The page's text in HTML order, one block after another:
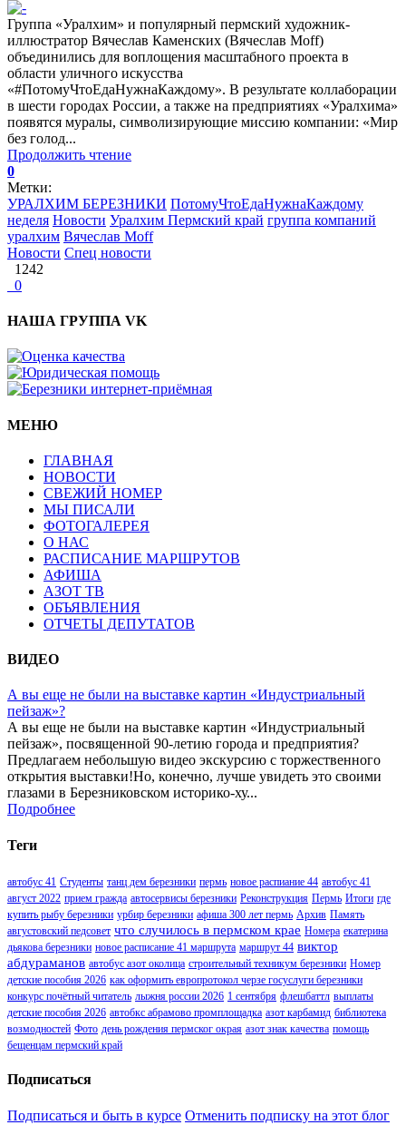
Группа «Уралхим» и популярный пермский художник-
иллюстратор Вячеслав Каменских (Вячеслав Moff)
объединились для воплощения масштабного проекта в
области уличного искусства
«#ПотомуЧтоЕдаНужнаКаждому». В результате коллаборации
в шести городах России, а также на предприятиях «Уралхима»
появятся муралы, символизирующие миссию компании: «Мир
без голод...
Продолжить чтение
0
Метки:
УРАЛХИМ БЕРЕЗНИКИ ПотомуЧтоЕдаНужнаКаждому
неделя Новости Уралхим Пермский край группа компаний
уралхим Вячеслав Moff
Новости Спец новости
1242
0
НАША ГРУППА VK
МЕНЮ
ГЛАВНАЯ
НОВОСТИ
СВЕЖИЙ НОМЕР
МЫ ПИСАЛИ
ФОТОГАЛЕРЕЯ
О НАС
РАСПИСАНИЕ МАРШРУТОВ
АФИША
АЗОТ ТВ
ОБЪЯВЛЕНИЯ
ОТЧЕТЫ ДЕПУТАТОВ
ВИДЕО
А вы еще не были на выставке картин «Индустриальный
пейзаж»?
А вы еще не были на выставке картин «Индустриальный
пейзаж», посвященной 90-летию города и предприятия?
Предлагаем небольшую видео экскурсию с торжественного
открытия выставки!Но, конечно, лучше увидеть это своими
глазами в Березниковском историко-ху...
Подробнее
Теги
автобус 41 Студенты танц дем березники пермь новое распиание 44 автобус 41
август 2022 прием гражда автосервисы березники Реконструкция Пермь Итоги где
купить рыбу березники урбир березники афиша 300 лет пермь Архив Память
августовский педсовет что случилось в пермском крае Номера екатерина
дьякова березники новое расписание 41 маршрута маршрут 44 виктор
абдураманов автобус азот околица строительный техникум березники Номер
детские пособия 2026 как оформить европротокол черзе госуслуги березники
конкурс почётный читатель лыжня россии 2026 1 сентября флешбаттл выплаты
детские пособия 2026 автобкс абрамово промплощадка азот карбамид библиотека
возмодностей Фото день рождения пермског окрая азот знак качества помощь
бещенцам пермский край
Подписаться
Подписаться и быть в курсе Отменить подписку на этот блог